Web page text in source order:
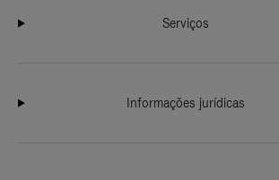
Serviços
Informações jurídicas